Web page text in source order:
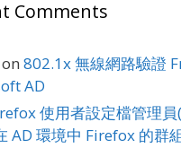
Comments
on 802.1x 無線網路驗證
AD
使用者設定檔管理員
AD 環境中 Firefox 的群